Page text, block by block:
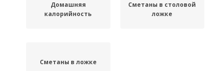
Домашняя
калорийность
Сметаны в столовой
ложке
Сметаны в ложке